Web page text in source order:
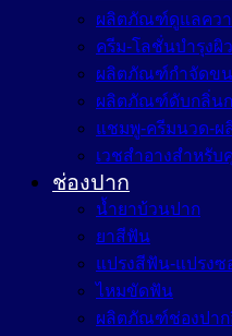
ผลิตภัณฑ์ดูแลควา
ครีม-โลชั่นบำรุงผิ
ผลิตภัณฑ์กำจัดขน
ผลิตภัณฑ์ดับกลิ่น
แชมพู-ครีมนวด-
เวชสำอางสำหรั
ช่องปาก
น้ำยาบ้วนปาก
ยาสีฟัน
แปรงสีฟัน-แปรง
ไหมขัดฟัน
ผลิตภัณฑ์ช่องปาก